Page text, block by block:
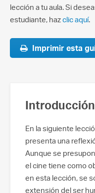
lección a tu aula. Si
estudiante, hazclic aquí.
Imprimir esta
Introducción
En la siguiente
presenta una
Aunque se
el cine tiene como
en esta lección, se
extensión del ser